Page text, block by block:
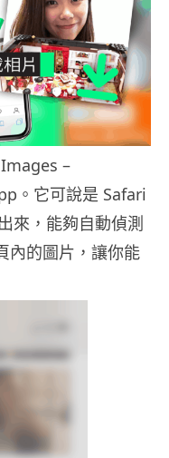
–
。它可說是 Safari
來，能夠自動偵測
內的圖片，讓你能